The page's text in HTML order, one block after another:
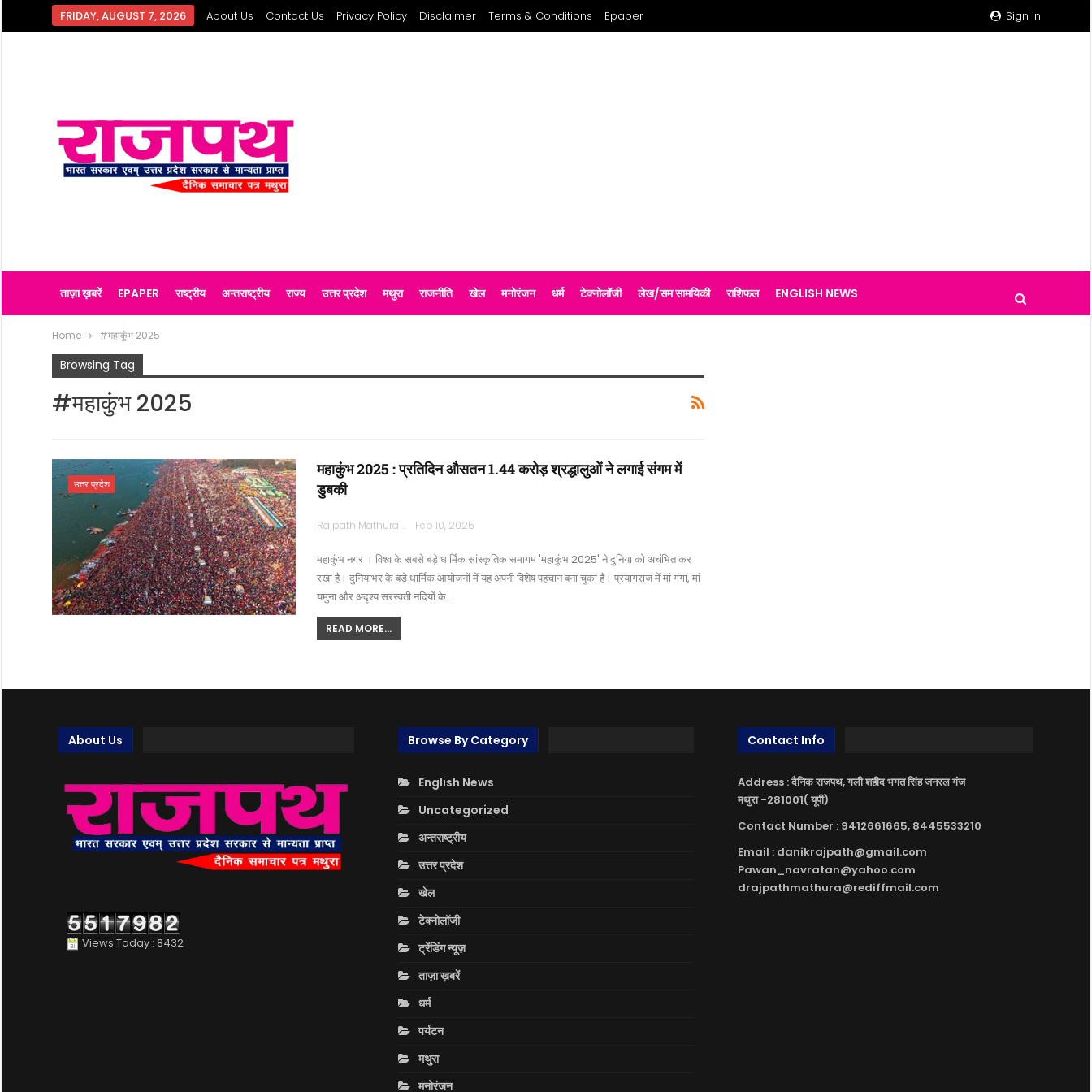
Sign In
FRIDAY, AUGUST 7, 2026 About Us Contact Us Privacy Policy Disclaimer Terms & Conditions Epaper
ताज़ा ख़बरें EPAPER राष्ट्रीय अन्तराष्ट्रीय राज्य उत्तर प्रदेश मथुरा राजनीति खेल मनोरंजन धर्म टेक्नोलॉजी लेख/सम सामयिकी राशिफल ENGLISH NEWS
Home #महाकुंभ 2025
Browsing Tag
#महाकुंभ 2025
उत्तर प्रदेश
महाकुंभ 2025 : प्रतिदिन औसतन 1.44 करोड़ श्रद्धालुओं ने लगाई संगम में
डुबकी
Rajpath Mathura Feb 10, 2025
महाकुंभ नगर । विश्व के सबसे बड़े धार्मिक सांस्कृतिक समागम 'महाकुंभ 2025' ने दुनिया को अचंभित कर
रखा है। दुनियाभर के बड़े धार्मिक आयोजनों में यह अपनी विशेष पहचान बना चुका है। प्रयागराज में मां गंगा, मां
यमुना और अदृश्य सरस्वती नदियों के…
READ MORE...
About Us
Views Today : 8432
Browse By Category
English News
Uncategorized
अन्तराष्ट्रीय
उत्तर प्रदेश
खेल
टेक्नोलॉजी
ट्रेंडिंग न्यूज़
ताज़ा ख़बरें
धर्म
पर्यटन
मथुरा
मनोरंजन
Contact Info
Address : दैनिक राजपथ, गली शहीद भगत सिंह जनरल गंज
मथुरा -281001( यूपी)
Contact Number : 9412661665, 8445533210
Email : danikrajpath@gmail.com
Pawan_navratan@yahoo.com
drajpathmathura@rediffmail.com